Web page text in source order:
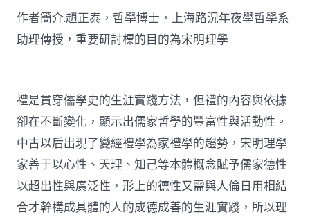
中
作者簡介:趙正泰，哲學博士，上海路況年夜學哲學系
助理傳授，重要研討標的目的為宋明理學
禮是貫穿儒學史的生涯實踐方法，但禮的內容與依據
卻在不斷變化，顯示出儒家哲學的豐富性與活動性。
中古以后出現了變經禮學為家禮學的趨勢，宋明理學
家善于以心性、天理、知己等本體概念賦予儒家德性
以超出性與廣泛性，形上的德性又需與人倫日用相結
合才幹構成具體的人的成德成善的生涯實踐，所以理